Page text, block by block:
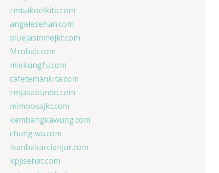
rmbakoelkita.com
angelesehan.com
bluejasminejkt.com
Mrobak.com
miekungfu.com
cafetemankita.com
rmjasabundo.com
mimoosajkt.com
kembangkawung.com
chungiwa.com
ikanbakarcianjur.com
kpjisehat.com